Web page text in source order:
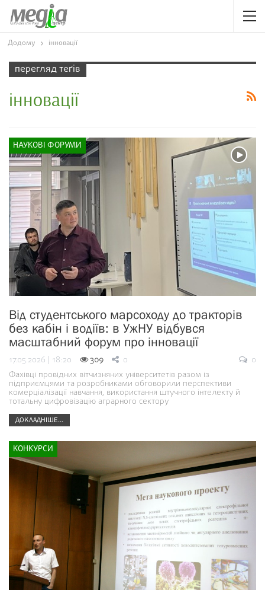
Додому інновації
перегляд теґів
інновації
НАУКОВІ ФОРУМИ
Від студентського марсоходу до тракторів
без кабін і водіїв: в УжНУ відбувся
масштабний форум про інновації
17.05.2026 | 18:20 309 0
0
Фахівці провідних вітчизняних університетів разом із
підприємцями та розробниками обговорили перспективи
комерціалізації навчання, використання штучного інтелекту й
тотальну цифровізацію аграрного сектору
ДОКЛАДНІШЕ...
КОНКУРСИ